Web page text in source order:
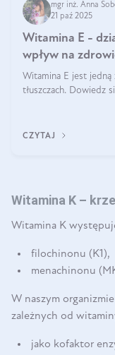
mgr inż. Anna
21 paź 2025
Witamina E -
wpływ na
Witamina E jest
tłuszczach. Dowiedz
CZYTAJ
Witamina K –
Witamina K
filochinonu (K1),
menachinonu
W naszym
zależnych od
jako kofaktor